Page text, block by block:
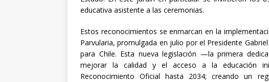
educativa asistente a las ceremonias.
Estos reconocimientos se enmarcan en la
Parvularia, promulgada en julio por el Presidente
para Chile. Esta nueva legislación —la primera
mejorar la calidad y el acceso a la educación
Reconocimiento Oficial hasta 2034; creando un